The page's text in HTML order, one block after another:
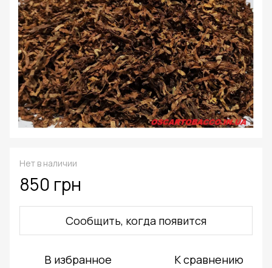
Нет в наличии
850 грн
Сообщить, когда появится
В избранное К сравнению